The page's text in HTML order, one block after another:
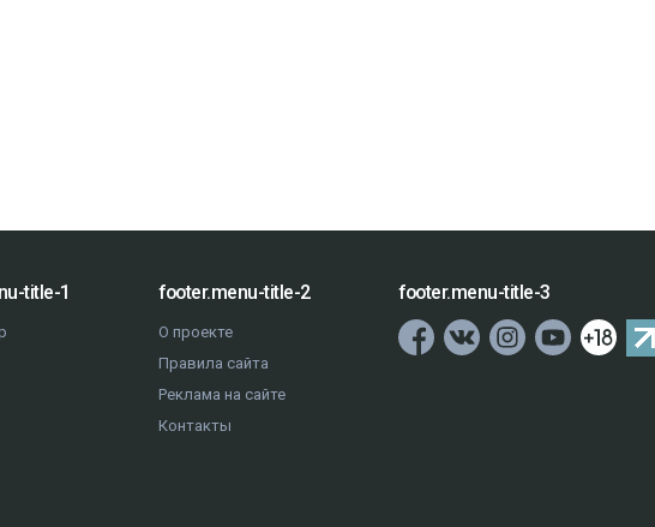
title-1 footer.menu-title-2
О проекте
Правила сайта
Реклама на сайте
Контакты
footer.menu-title-3